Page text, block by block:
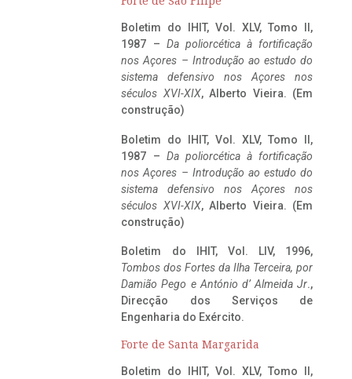
Boletim do IHIT, Vol. XLV, Tomo II,
1987 – Da poliorcética à fortificação
nos Açores – Introdução ao estudo do
sistema defensivo nos Açores nos
séculos XVI-XIX, Alberto Vieira. (Em
construção)
Boletim do IHIT, Vol. XLV, Tomo II,
1987 – Da poliorcética à fortificação
nos Açores – Introdução ao estudo do
sistema defensivo nos Açores nos
séculos XVI-XIX, Alberto Vieira. (Em
construção)
Boletim do IHIT, Vol. LIV, 1996,
Tombos dos Fortes da Ilha Terceira, por
Damião Pego e António d’ Almeida Jr.,
Direcção dos Serviços de
Engenharia do Exército.
Forte de Santa Margarida
Boletim do IHIT, Vol. XLV, Tomo II,